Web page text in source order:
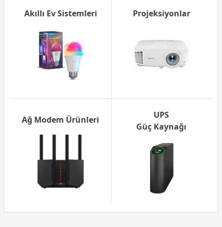
Akıllı Ev Sistemleri
Ağ Modem Ürünleri
Projeksiyonlar
UPS
Güç Kaynağı